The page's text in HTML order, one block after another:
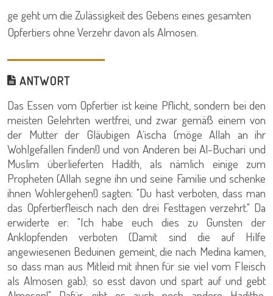
ge geht um die Zulässigkeit des Gebens eines gesamten
Opfertiers ohne Verzehr davon als Almosen.
ANTWORT
Das Essen vom Opfertier ist keine Pflicht, sondern bei den
meisten Gelehrten wertfrei, und zwar gemäß einem von
der Mutter der Gläubigen A`ischa (möge Allah an ihr
Wohlgefallen finden!) und von Anderen bei Al-Buchari und
Muslim überlieferten Hadith, als nämlich einige zum
Propheten (Allah segne ihn und seine Familie und schenke
ihnen Wohlergehen!) sagten: "Du hast verboten, dass man
das Opfertierfleisch nach den drei Festtagen verzehrt." Da
erwiderte er: "Ich habe euch dies zu Gunsten der
Anklopfenden verboten (Damit sind die auf Hilfe
angewiesenen Beduinen gemeint, die nach Medina kamen,
so dass man aus Mitleid mit ihnen für sie viel vom Fleisch
als Almosen gab); so esst davon und spart auf und gebt